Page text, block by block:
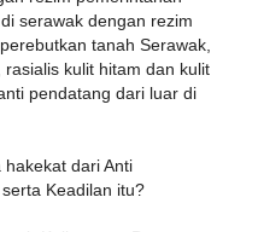
serawak dengan rezim
tanah Serawak,
kulit hitam dan kulit
pendatang dari luar di
dari Anti
Keadilan itu?